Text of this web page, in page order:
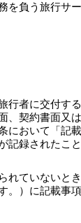
を負う旅行サ
行者に交付す
、契約書面又
において「記
記録されたこ
れていないとき
。）に記載事